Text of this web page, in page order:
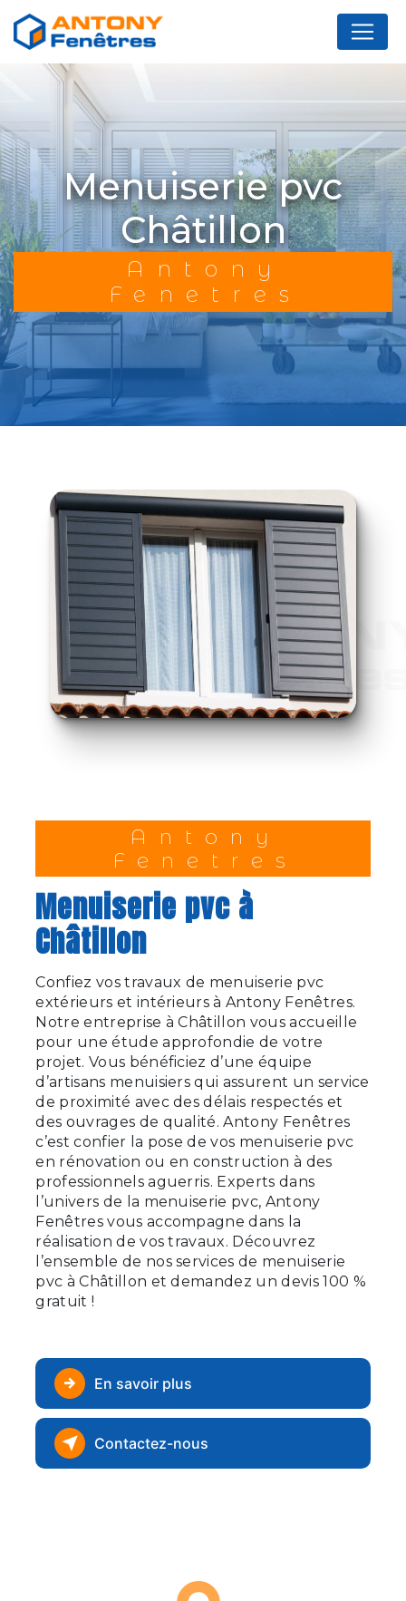
menuiserie pvc
Châtillon
Antony
Fenetres
Antony
Fenetres
menuiserie pvc à
Châtillon
Confiez vos travaux de menuiserie pvc
extérieurs et intérieurs à Antony Fenêtres.
Notre entreprise à Châtillon vous accueille
pour une étude approfondie de votre
projet. Vous bénéficiez d’une équipe
d’artisans menuisiers qui assurent un service
de proximité avec des délais respectés et
des ouvrages de qualité. Antony Fenêtres
c’est confier la pose de vos menuiserie pvc
en rénovation ou en construction à des
professionnels aguerris. Experts dans
l’univers de la menuiserie pvc, Antony
Fenêtres vous accompagne dans la
réalisation de vos travaux. Découvrez
l’ensemble de nos services de menuiserie
pvc à Châtillon et demandez un devis 100 %
gratuit !
En savoir plus
Contactez-nous
Panneau de gestion des cookies